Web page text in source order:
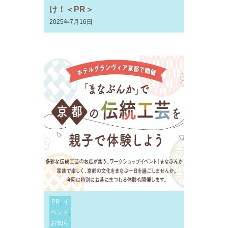
け！＜PR＞
2025年7月16日
PR, イ
ベント ,
お知ら